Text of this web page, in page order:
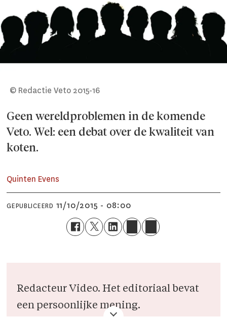
© Redactie Veto 2015-16
Geen wereldproblemen in de komende
Veto. Wel: een debat over de kwaliteit van
koten.
Quinten Evens
GEPUBLICEERD 11/10/2015 - 08:00
Redacteur Video. Het editoriaal bevat
een persoonlijke mening.